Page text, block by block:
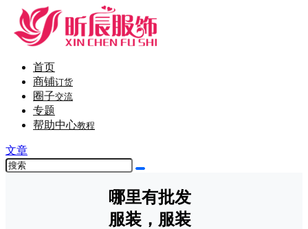
首页
商铺订货
圈子交流
专题
帮助中心教程
文章
哪里有批发
服装，服装